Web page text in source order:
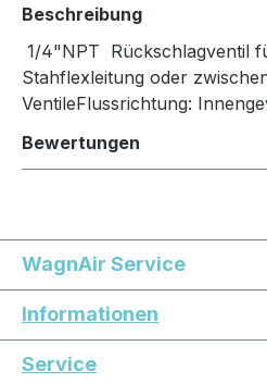
Beschreibung
1/4"NPT Rückschlagventil
Stahflexleitung oder
VentileFlussrichtung:
Bewertungen
WagnAir Service
Informationen
Service